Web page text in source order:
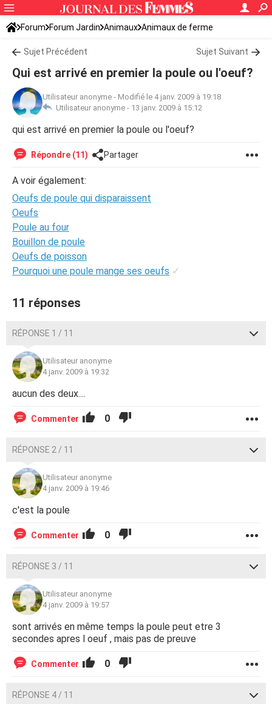
Forum Forum Jardin Animaux Animaux de ferme
Sujet Précédent Sujet Suivant
Qui est arrivé en premier la poule ou l'oeuf?
Utilisateur anonyme - Modifié le 4 janv. 2009 à 19:18
Utilisateur anonyme - 13 janv. 2009 à 15:12
qui est arrivé en premier la poule ou l'oeuf?
Répondre (11) Partager
A voir également:
Oeufs de poule qui disparaissent
Oeufs
Poule au four
Bouillon de poule
Oeufs de poisson
Pourquoi une poule mange ses oeufs ✓
11 réponses
RÉPONSE 1 / 11
Utilisateur anonyme
4 janv. 2009 à 19:32
aucun des deux....
Commenter 0
RÉPONSE 2 / 11
Utilisateur anonyme
4 janv. 2009 à 19:46
c'est la poule
Commenter 0
RÉPONSE 3 / 11
Utilisateur anonyme
4 janv. 2009 à 19:57
sont arrivés en même temps la poule peut etre 3
secondes apres l oeuf , mais pas de preuve
Commenter 0
RÉPONSE 4 / 11